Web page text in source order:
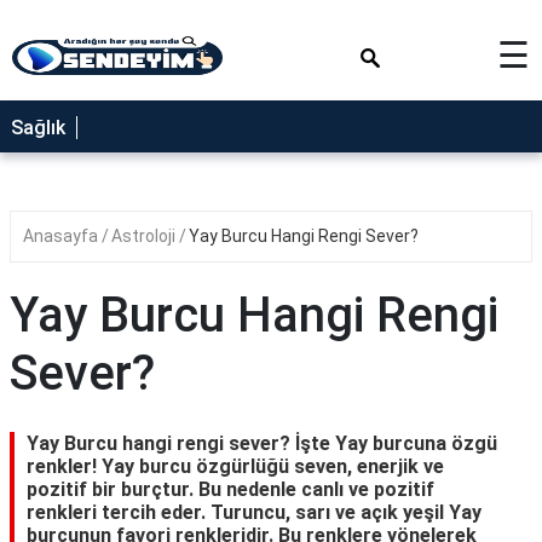
SAĞLIK
NEDİR
YEMEK
RÜYA
TABİRLERİ
GEZİLECEK
BLOG
☰
Sağlık
Anasayfa Astroloji Yay Burcu Hangi Rengi Sever?
Yay Burcu Hangi Rengi
Sever?
Yay Burcu hangi rengi sever? İşte Yay burcuna özgü
renkler! Yay burcu özgürlüğü seven, enerjik ve
pozitif bir burçtur. Bu nedenle canlı ve pozitif
renkleri tercih eder. Turuncu, sarı ve açık yeşil Yay
burcunun favori renkleridir. Bu renklere yönelerek